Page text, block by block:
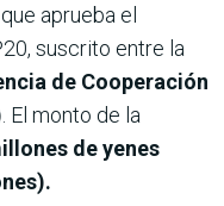
aprueba el
suscrito entre la
de Cooperación
. El monto de la
de yenes